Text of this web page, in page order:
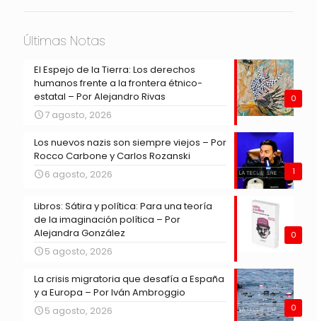
Últimas Notas
0
El Espejo de la Tierra: Los derechos
humanos frente a la frontera étnico-
estatal – Por Alejandro Rivas
7 agosto, 2026
1
Los nuevos nazis son siempre viejos – Por
Rocco Carbone y Carlos Rozanski
6 agosto, 2026
0
Libros: Sátira y política: Para una teoría
de la imaginación política – Por
Alejandra González
5 agosto, 2026
0
La crisis migratoria que desafía a España
y a Europa – Por Iván Ambroggio
5 agosto, 2026